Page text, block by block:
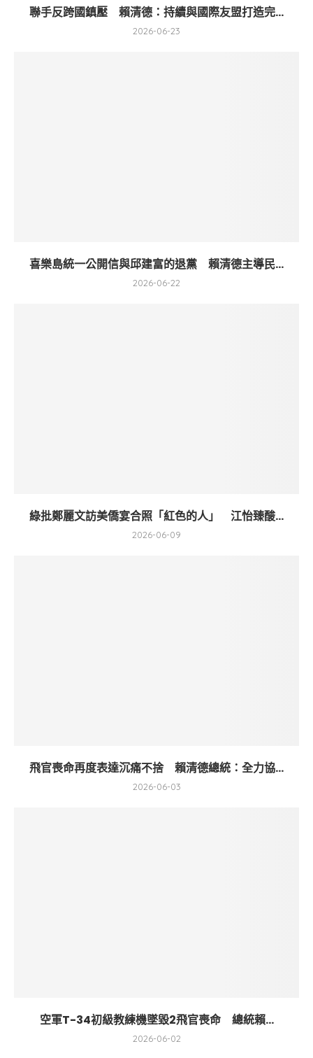
聯手反跨國鎮壓 賴清德：持續與國際友盟打造完...
2026-06-23
喜樂島統一公開信與邱建富的退黨 賴清德主導民...
2026-06-22
綠批鄭麗文訪美僑宴合照「紅色的人」 江怡臻酸...
2026-06-09
飛官喪命再度表達沉痛不捨 賴清德總統：全力協...
2026-06-03
空軍T-34初級教練機墜毀2飛官喪命 總統賴...
2026-06-02